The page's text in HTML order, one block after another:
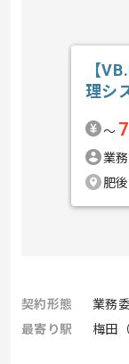
【
理シ
〜
業
肥
契約形態
業務
最寄り駅
梅田